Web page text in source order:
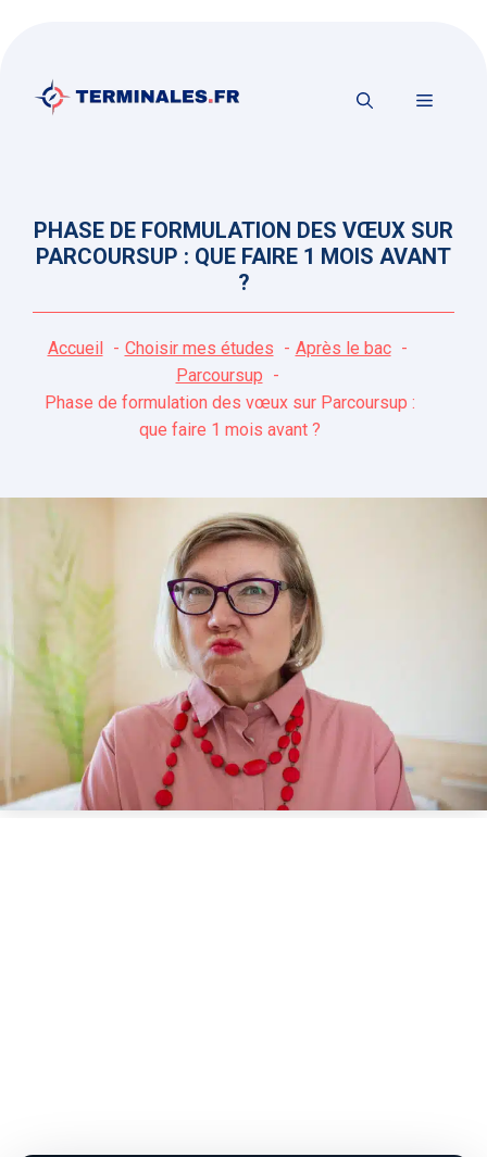
contenu
MENU
PHASE DE FORMULATION DES VŒUX SUR
PARCOURSUP : QUE FAIRE 1 MOIS AVANT
?
Accueil Choisir mes études
Après le bac
Parcoursup
Phase de formulation des vœux sur Parcoursup :
que faire 1 mois avant ?